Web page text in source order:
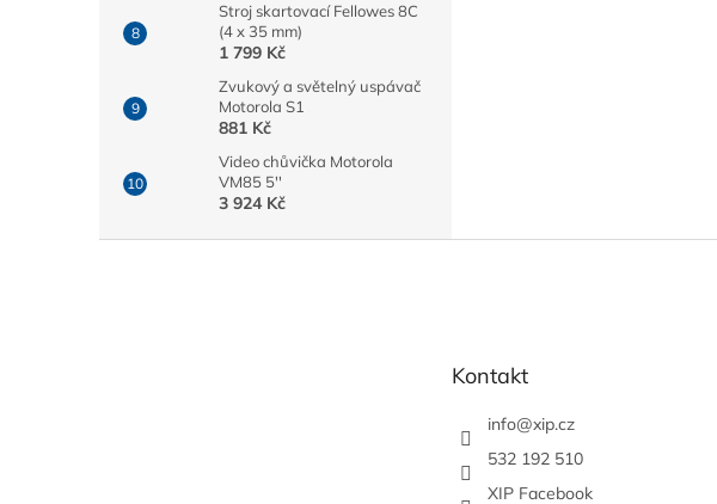
Stroj skartovací Fellowes 8C
(4 x 35 mm)
1 799 Kč
Zvukový a světelný uspávač
Motorola S1
881 Kč
Video chůvička Motorola
VM85 5''
3 924 Kč
Kontakt
info@xip.cz
532 192 510
XIP Facebook